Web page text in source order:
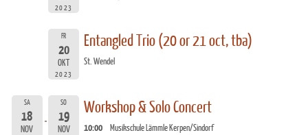
2023
FR
20
OKT
2023
Entangled Trio (20 or 21 oct, tba)
St. Wendel
SA
18
NOV
SO
19
NOV
Workshop & Solo Concert
10:00 Musikschule Lämmle Kerpen/Sindorf